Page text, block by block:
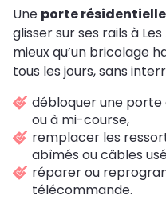
Une porte
glisser sur ses rails à
mieux qu’un bricolage
tous les jours, sans
débloquer une
ou à mi-course,
remplacer les
abîmés ou câbles
réparer ou
télécommande.